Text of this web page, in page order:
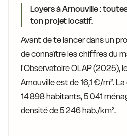
Loyers à Arnouville :
ton projet locatif.
Avant de te lancer dans un
de connaître les chiffres du
l'Observatoire OLAP (2025),
Arnouville est de 16,1 €/m².
14 898 habitants, 5 041
densité de 5 246 hab./km².